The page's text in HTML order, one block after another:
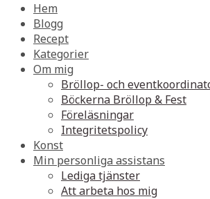
Hem
Blogg
Recept
Kategorier
Om mig
Bröllop- och
Böckerna Bröllop & Fest
Föreläsningar
Integritetspolicy
Konst
Min personliga assistans
Lediga tjänster
Att arbeta hos mig